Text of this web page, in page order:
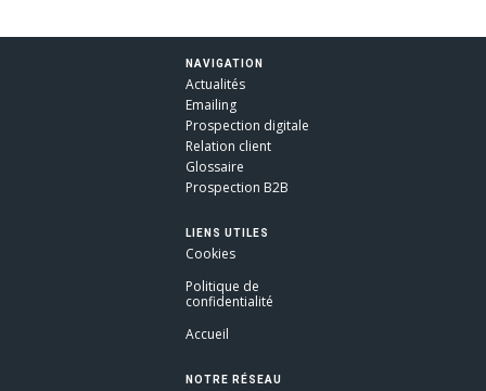
NAVIGATION
Actualités
Emailing
Prospection digitale
Relation client
Glossaire
Prospection B2B
LIENS UTILES
Cookies
Politique de
confidentialité
Accueil
NOTRE RÉSEAU